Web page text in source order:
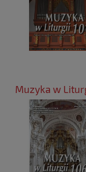
Muzyka w